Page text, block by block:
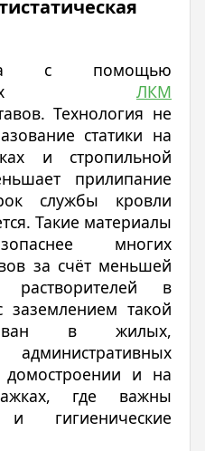
с помощью
ЛКМ
Технология не
статики на
и стропильной
прилипание
службы кровли
Такие материалы
многих
за счёт меньшей
растворителей в
заземлением такой
в жилых,
и на
где важны
и гигиенические